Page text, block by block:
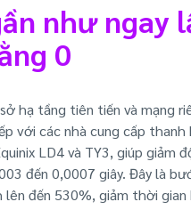
như ngay
0
hạ tầng tiên tiến và mạng
với các nhà cung cấp thanh
LD4 và TY3, giúp giảm
đến 0,0007 giây. Đây là
đến 530%, giảm thời